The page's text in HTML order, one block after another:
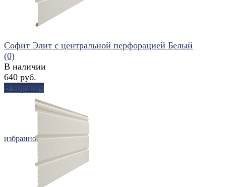
избранное сравнить
Софит Элит с центральной перфорацией Белый
(0)
В наличии
640 руб.
В корзину